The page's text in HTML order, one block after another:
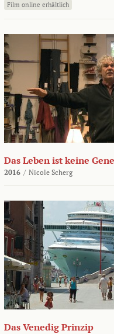
Film online erhältlich
Das Leben ist keine
2016 / Nicole Scherg
Das Venedig Prinzip